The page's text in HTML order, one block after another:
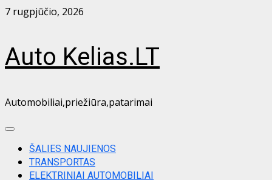
Skip
7 rugpjūčio, 2026
Auto Kelias.LT
Automobiliai,priežiūra,patarimai
Primary
MenuŠALIES NAUJIENOS
TRANSPORTAS
ELEKTRINIAI AUTOMOBILIAI